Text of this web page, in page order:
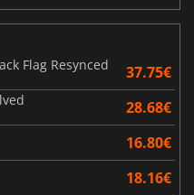
Flag Resynced
37.75€
28.68€
16.80€
18.16€